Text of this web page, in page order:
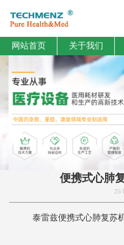
网站首页 关于我们
便携式心肺
25/
泰雷兹便携式心肺复苏